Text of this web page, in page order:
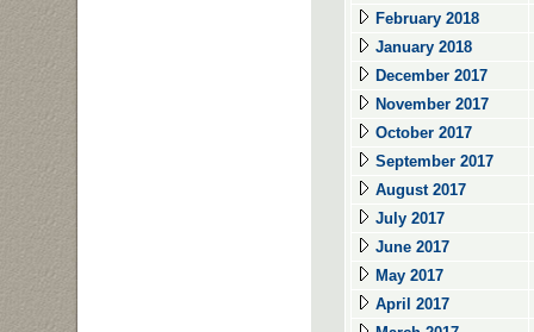
February 2018
January 2018
December 2017
November 2017
October 2017
September 2017
August 2017
July 2017
June 2017
May 2017
April 2017